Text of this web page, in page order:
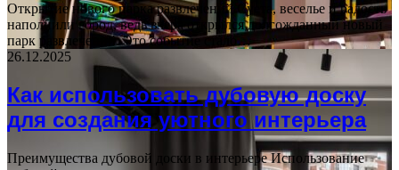
Открытие нового парка развлечений Суета, веселье и радость
наполнили город, ведь вчера открылся долгожданный новый
парк развлечений. Это событие стало…
26.12.2025
Как использовать дубовую доску
для создания уютного интерьера
Преимущества дубовой доски в интерьере Использование